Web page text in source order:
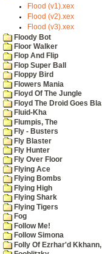
Flood (v1).xex
Flood (v2).xex
Flood (v3).xex
Floody Bot
Floor Walker
Flop And Flip
Flop Super Ball
Floppy Bird
Flowers Mania
Floyd Of The Jungle
Floyd The Droid Goes
Fluid-Kha
Flumpis, The
Fly - Busters
Fly Blaster
Fly Hunter
Fly Over Floor
Flying Ace
Flying Bombs
Flying High
Flying Shark
Flying Tigers
Fog
Follow Me!
Follow Simona
Folly Of Ezrhar'd